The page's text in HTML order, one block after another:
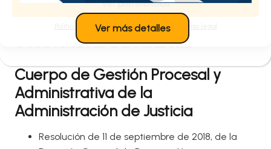
Ver preferencias
Política de cookiesPolítica de privacidad
COMUNIDAD DE MADRID
Cuerpo de Gestión Procesal y
Administrativa de la
Administración de Justicia
Resolución de 11 de septiembre de 2018, de la
Ver más detalles